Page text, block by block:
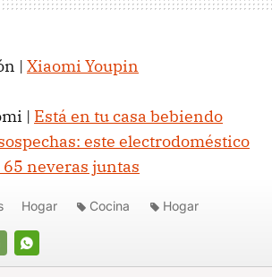
| Xiaomi Youpin
| Está en tu casa bebiendo
este electrodoméstico
neveras juntas
WHATSAPP
Hogar Cocina Hogar